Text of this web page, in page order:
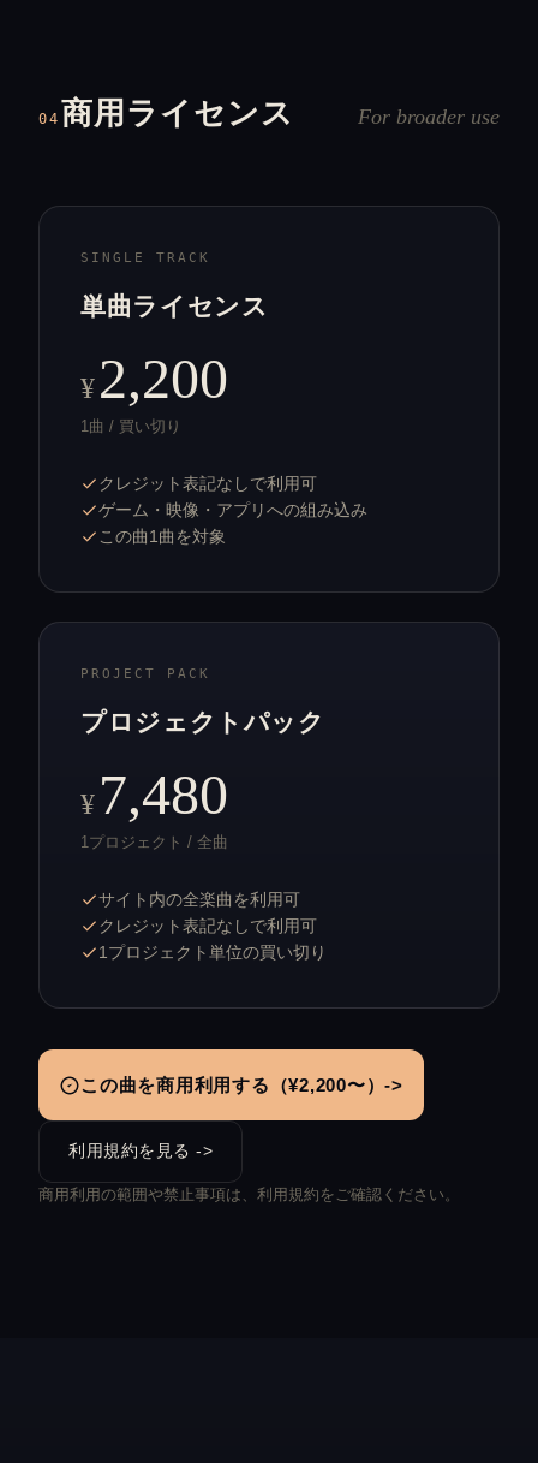
04 商用ライセンス For broader use
SINGLE TRACK
単曲ライセンス
¥2,200
1曲 / 買い切り
クレジット表記なしで利用可
ゲーム・映像・アプリへの組み込み
この曲1曲を対象
PROJECT PACK
プロジェクトパック
¥ 7,480
1プロジェクト / 全曲
サイト内の全楽曲を利用可
クレジット表記なしで利用可
1プロジェクト単位の買い切り
この曲を商用利用する（¥2,200〜）->
利用規約を見る ->
商用利用の範囲や禁止事項は、利用規約をご確認ください。